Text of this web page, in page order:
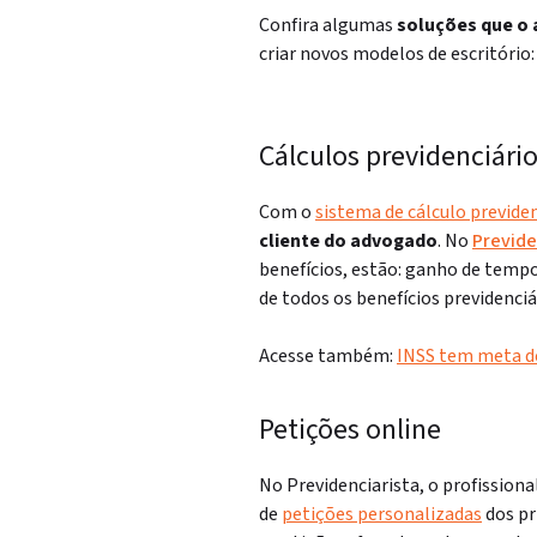
Confira algumassoluções que
criar novos modelos de escritório:
Cálculos
Com osistema de cálculo
cliente do advogado. No
benefícios, estão: ganho de
de todos os benefícios
Acesse também: INSS tem meta
Petições online
No Previdenciarista, o
de petições personalizadasdos